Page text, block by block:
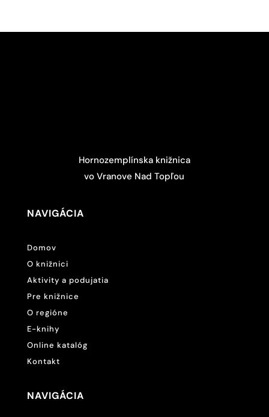
Hornozemplínska knižnica
vo Vranove Nad Topľou
NAVIGÁCIA
Domov
O knižnici
Aktivity a podujatia
Pre knižnice
O regióne
E-knihy
Online katalóg
Kontakt
NAVIGÁCIA